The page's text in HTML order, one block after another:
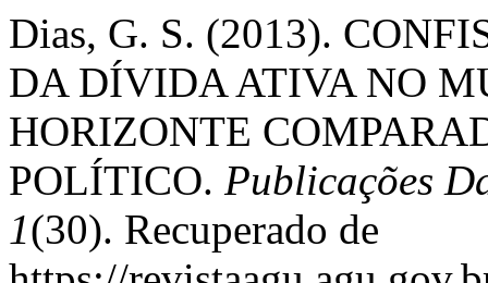
Dias, G. S. (2013).
DA DÍVIDA ATIVA NO
HORIZONTE
POLÍTICO. Publicações
1(30). Recuperado de